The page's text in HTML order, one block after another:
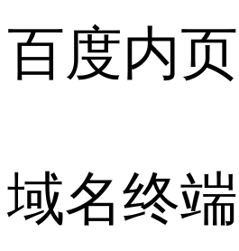
百度内
域名终端